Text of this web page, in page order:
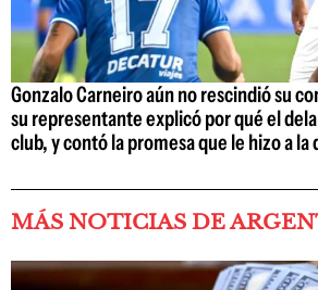
Gonzalo Carneiro aún no rescindió su
su representante explicó por qué el
club, y contó la promesa que le hizo a
MÁS NOTICIAS DE